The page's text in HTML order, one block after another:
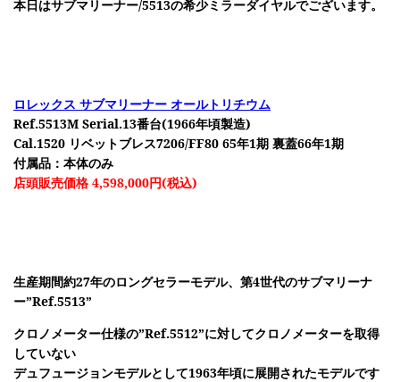
本日はサブマリーナー/5513の希少ミラーダイヤルでございます。
ロレックス サブマリーナー オールトリチウム
Ref.5513M Serial.13番台(1966年頃製造)
Cal.1520 リベットブレス7206/FF80 65年1期 裏蓋66年1期
付属品：本体のみ
店頭販売価格 4,598,000円(税込)
生産期間約27年のロングセラーモデル、第4世代のサブマリーナ
ー”Ref.5513”
クロノメーター仕様の”Ref.5512”に対してクロノメーターを取得
していない
デュフュージョンモデルとして1963年頃に展開されたモデルです